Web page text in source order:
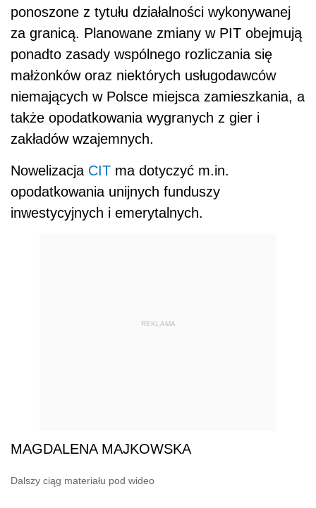
ponoszone z tytułu działalności wykonywanej
za granicą. Planowane zmiany w PIT obejmują
ponadto zasady wspólnego rozliczania się
małżonków oraz niektórych usługodawców
niemających w Polsce miejsca zamieszkania, a
także opodatkowania wygranych z gier i
zakładów wzajemnych.
Nowelizacja CIT ma dotyczyć m.in.
opodatkowania unijnych funduszy
inwestycyjnych i emerytalnych.
REKLAMA
MAGDALENA MAJKOWSKA
Dalszy ciąg materiału pod wideo